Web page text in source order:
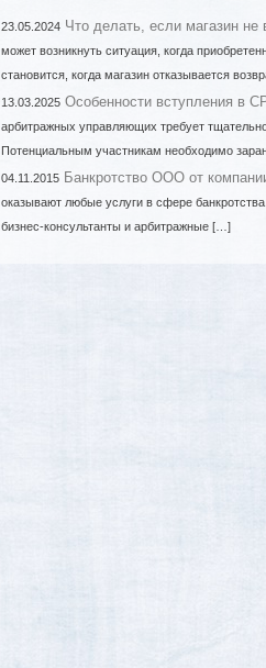
23.05.2024 Что делать, если магазин не
может возникнуть ситуация, когда
становится, когда магазин отказывается
13.03.2025 Особенности вступления в
арбитражных управляющих требует
Потенциальным участникам необходимо
04.11.2015 Банкротство ООО от
оказывают любые услуги в сфере
бизнес-консультанты и арбитражные […]